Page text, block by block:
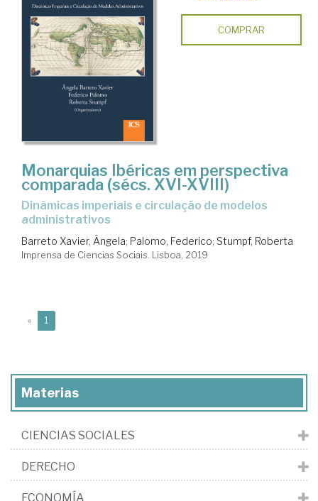
COMPRAR
Monarquias Ibéricas em perspectiva
comparada (sécs. XVI-XVIII)
Dinâmicas imperiais e circulação de modelos
administrativos
Barreto Xavier, Ângela; Palomo, Federico; Stumpf, Roberta
Imprensa de Ciencias Sociais. Lisboa, 2019
« 1
Materias
CIENCIAS SOCIALES
DERECHO
ECONOMÍA